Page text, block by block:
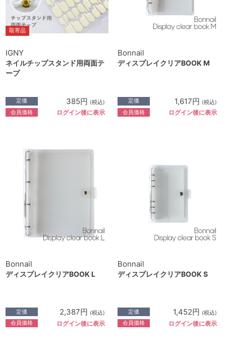
取寄品
IGNY
ネイルチップスタンド用両面テ
ープ
定価 385円 (税込)
会員価格 ログイン後に表示
Bonnail
ディスプレイクリアBOOK M
定価 1,617円 (税込)
会員価格 ログイン後に表示
Bonnail
ディスプレイクリアBOOK L
定価 2,387円 (税込)
会員価格 ログイン後に表示
Bonnail
ディスプレイクリアBOOK S
定価 1,452円 (税込)
会員価格 ログイン後に表示